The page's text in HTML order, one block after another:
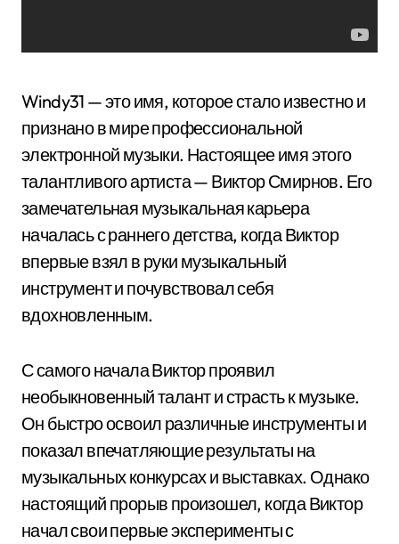
Windy31 — это имя, которое стало известно и
признано в мире профессиональной
электронной музыки. Настоящее имя этого
талантливого артиста — Виктор Смирнов. Его
замечательная музыкальная карьера
началась с раннего детства, когда Виктор
впервые взял в руки музыкальный
инструмент и почувствовал себя
вдохновленным.
С самого начала Виктор проявил
необыкновенный талант и страсть к музыке.
Он быстро освоил различные инструменты и
показал впечатляющие результаты на
музыкальных конкурсах и выставках. Однако
настоящий прорыв произошел, когда Виктор
начал свои первые эксперименты с